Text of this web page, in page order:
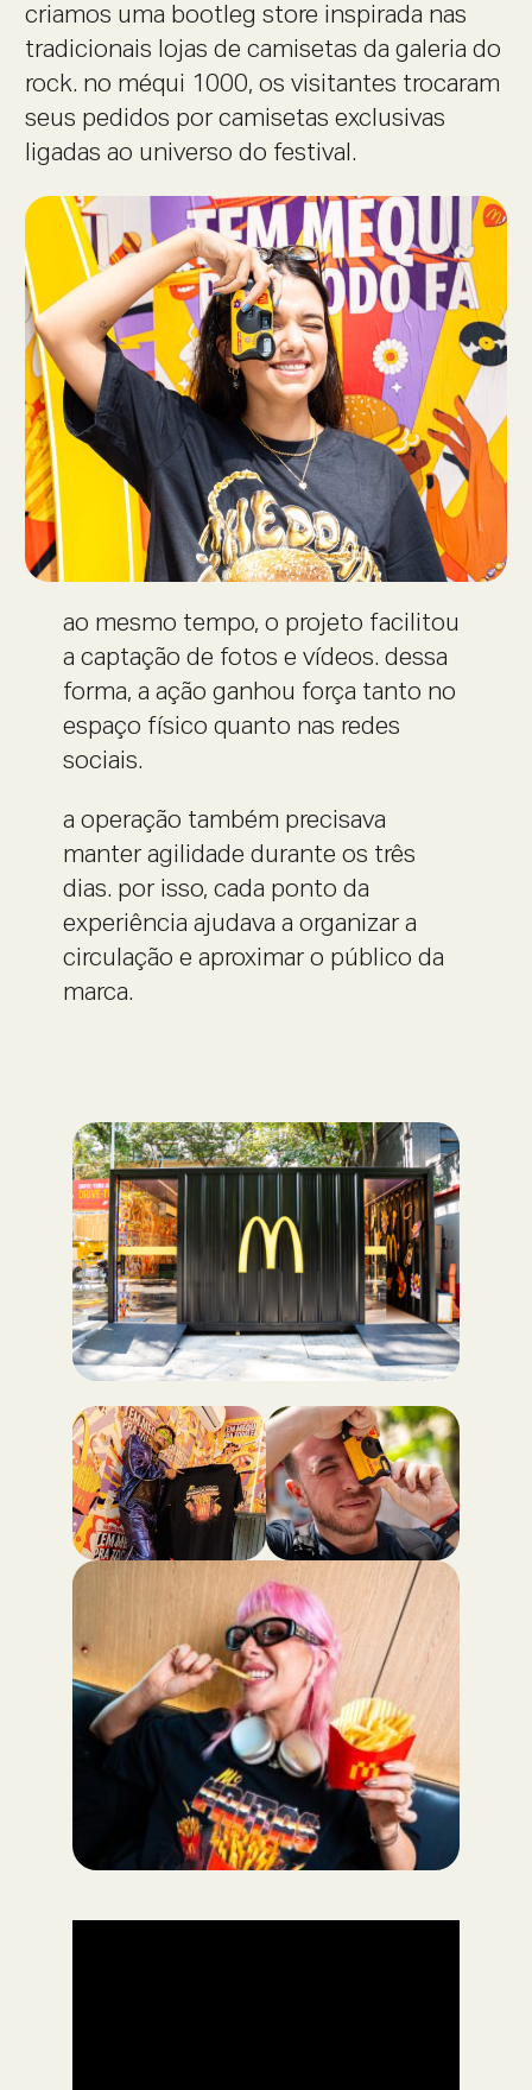
criamos uma bootleg store inspirada nas
tradicionais lojas de camisetas da galeria do
rock. no méqui 1000, os visitantes trocaram
seus pedidos por camisetas exclusivas
ligadas ao universo do festival.
ao mesmo tempo, o projeto facilitou
a captação de fotos e vídeos. dessa
forma, a ação ganhou força tanto no
espaço físico quanto nas redes
sociais.
a operação também precisava
manter agilidade durante os três
dias. por isso, cada ponto da
experiência ajudava a organizar a
circulação e aproximar o público da
marca.